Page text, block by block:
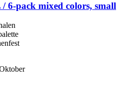
6-​pack mixed colors, small